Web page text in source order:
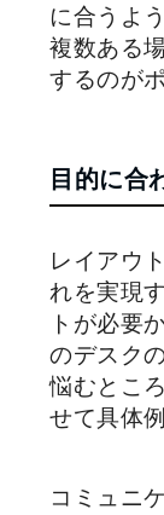
に合うよ
複数ある
するのが
目的に合
レイアウ
れを実現
トが必要
のデスク
悩むとこ
せて具体
コミュニ